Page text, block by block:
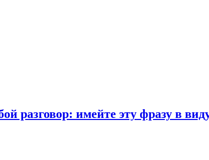
разговор: имейте эту фразу в